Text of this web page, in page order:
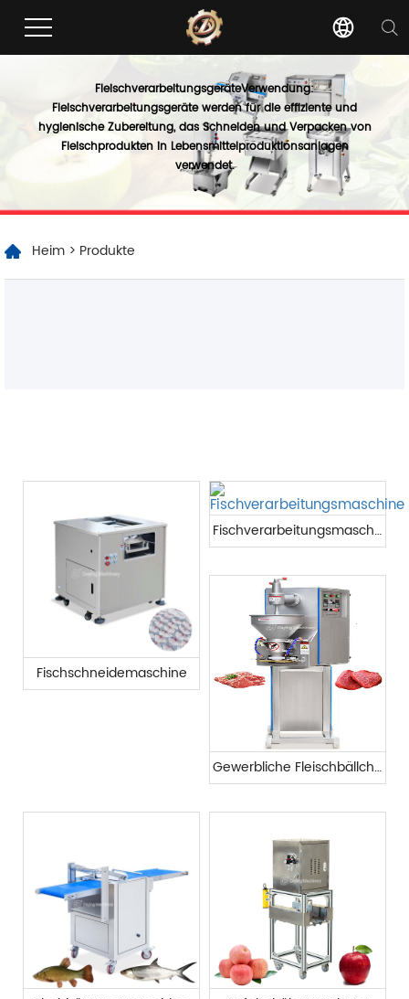
FleischverarbeitungsgeräteVerwendung:
Fleischverarbeitungsgeräte werden für die effiziente und
hygienische Zubereitung, das Schneiden und Verpacken von
Fleischprodukten in Lebensmittelproduktionsanlagen
verwendet.
Heim > Produkte
Fischschneidemaschine
Fischverarbeitungsmaschine
Gewerbliche Fleischbällchenformmaschine